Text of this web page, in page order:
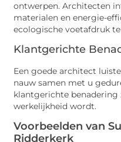
ontwerpen. Architecten
materialen en energie-
ecologische voetafdruk
Klantgerichte
Een goede architect
nauw samen met u
klantgerichte
werkelijkheid wordt.
Voorbeelden van
Ridderkerk